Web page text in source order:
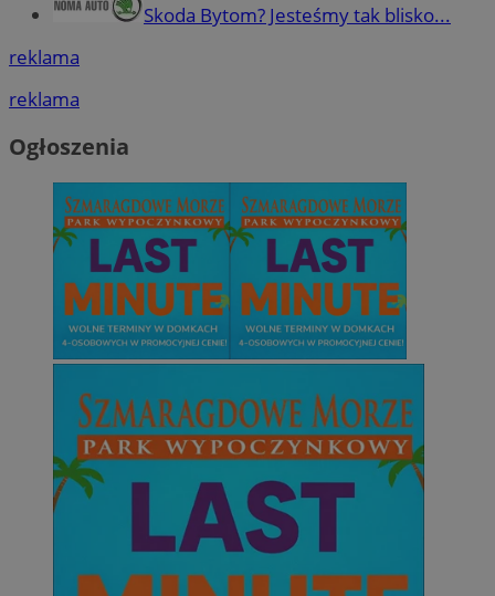
Skoda Bytom? Jesteśmy tak blisko...
reklama
reklama
Ogłoszenia